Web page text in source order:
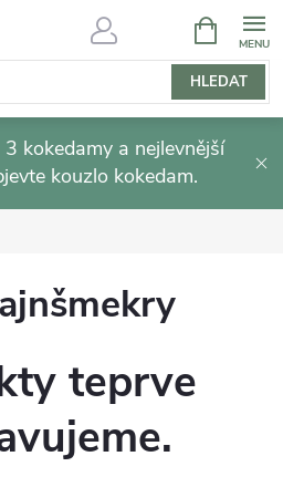
HLEDAT
NÁKUPNÍ
KOŠÍK
kokedamy a nejlevnější
kouzlo kokedam.
teprve